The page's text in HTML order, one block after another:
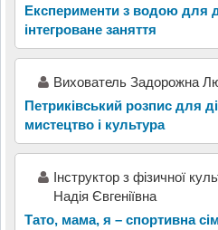
Експерименти з водою для
інтегроване заняття
Вихователь Задорожна
Петриківський розпис для
мистецтво і культура
Інструктор з фізичної
Надія Євгеніївна
Тато, мама, я – спортивна